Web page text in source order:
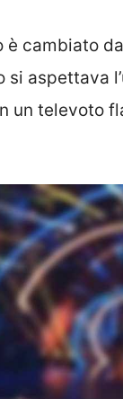
è cambiato
aspettava
un televoto